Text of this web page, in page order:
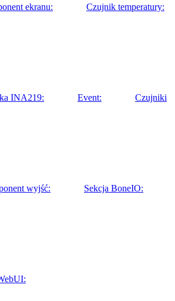
ekranu: Czujnik temperatury:
INA219: Event: Czujniki
wyjść: Sekcja BoneIO: